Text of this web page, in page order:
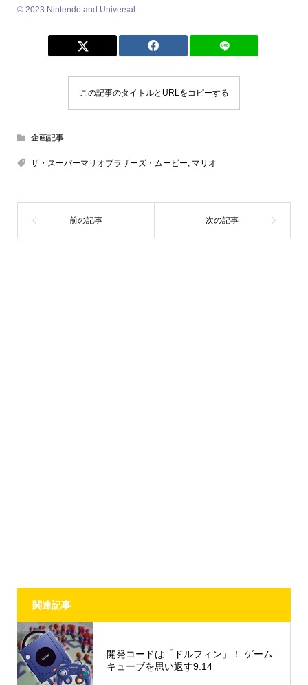
© 2023 Nintendo and Universal
この記事のタイトルとURLをコピーする
企画記事
ザ・スーパーマリオブラザーズ・ムービー, マリオ
関連記事
開発コードは「ドルフィン」！ ゲーム
キューブを思い返す9.14